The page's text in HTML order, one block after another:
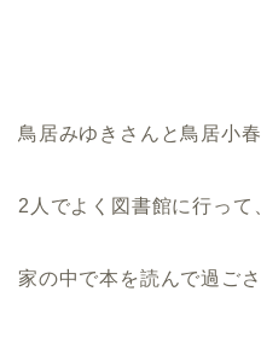
鳥居みゆきさんと鳥居小春
2人でよく図書館に行って
家の中で本を読んで過ご